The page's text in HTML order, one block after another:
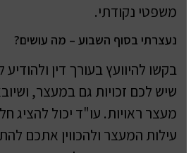
משפטי נקודתי.
נעצרתי בסוף השבוע – מה עושים?
בקשו להיוועץ בעורך דין
שיש לכם זכויות גם במעצר,
מעצר ראויות. עו"ד יכול להציג
עילות המעצר ולהכווין אתכם